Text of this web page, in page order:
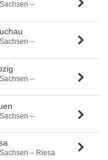
–
–
–
–
– Riesa